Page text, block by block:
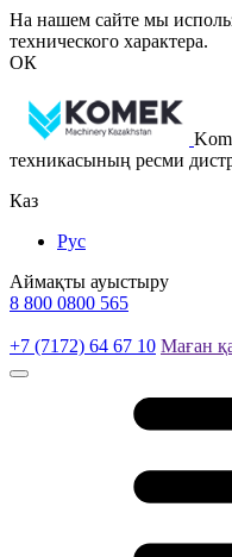
На нашем сайте мы
технического характера.
ОК
техникасының ресми
Каз
Рус
Аймақты ауыстыру
8 800 0800 565
+7 (7172) 64 67 10 Маған